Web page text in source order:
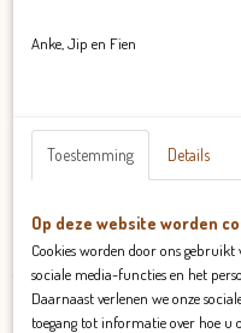
Legging Daantje
Legging Daantje Deze legging is
€ 19,95
Op voorraad
Anke, Jip en Fien
Toestemming Details
Op deze website worden
Cookies worden door ons gebruikt
sociale media-functies en het
Daarnaast verlenen we onze
toegang tot informatie over hoe u